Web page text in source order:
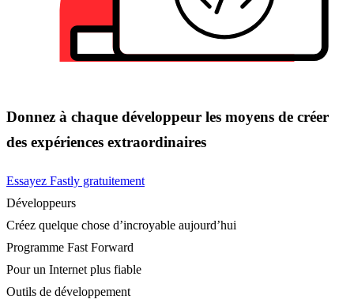
Donnez à chaque développeur les moyens de créer
des expériences extraordinaires
Essayez Fastly gratuitement
Développeurs
Créez quelque chose d’incroyable aujourd’hui
Programme Fast Forward
Pour un Internet plus fiable
Outils de développement